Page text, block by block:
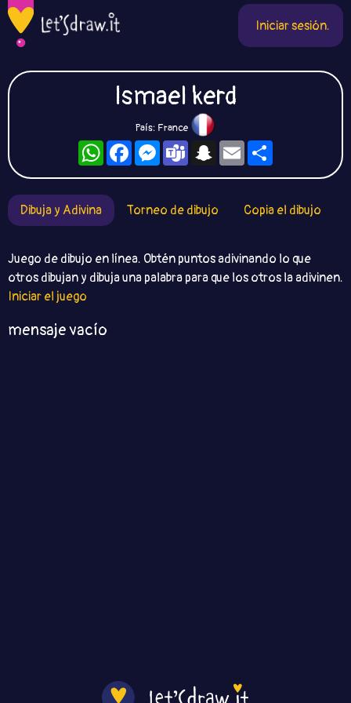
Iniciar sesión.
Ismael kerd
País: France
WhatsAppFacebookMessengerTeamsSnapchat
Email
Dibuja y Adivina Torneo de dibujo Copia el dibujo
Juego de dibujo en línea. Obtén puntos adivinando lo que
otros dibujan y dibuja una palabra para que los otros la adivinen.
Iniciar el juego
mensaje vacío